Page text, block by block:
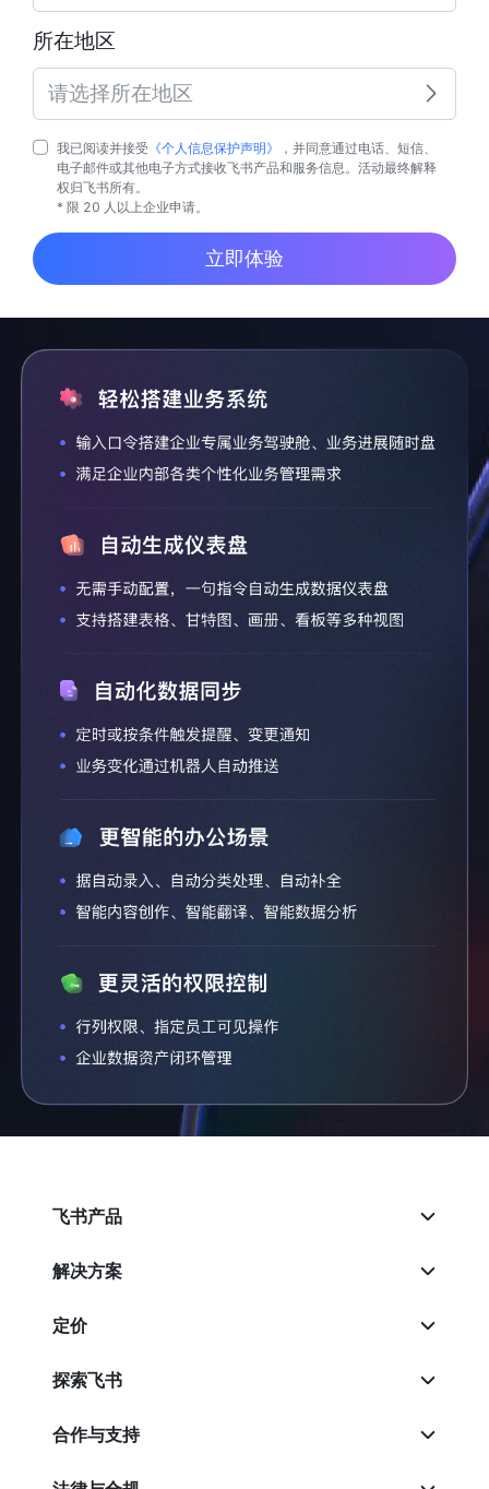
所在地区
请选择所在地区
我已阅读并接受 《个人信息保护声明》
，并同意通过电话、短信、
电子邮件或其他电子方式接收飞书产品和服务信息。活动最终解释
权归飞书所有。
* 限 20 人以上企业申请。
立即体验
飞书产品
解决方案
定价
探索飞书
合作与支持